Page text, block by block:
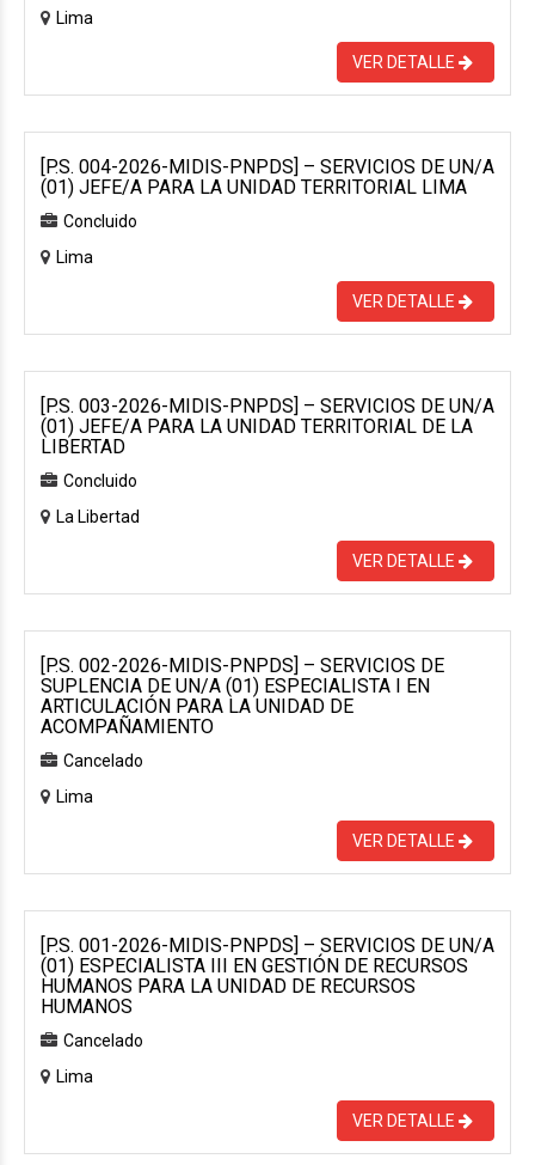
Lima
VER DETALLE
[P.S. 004-2026-MIDIS-PNPDS] – SERVICIOS DE UN/A
(01) JEFE/A PARA LA UNIDAD TERRITORIAL LIMA
Concluido
Lima
VER DETALLE
[P.S. 003-2026-MIDIS-PNPDS] – SERVICIOS DE UN/A
(01) JEFE/A PARA LA UNIDAD TERRITORIAL DE LA
LIBERTAD
Concluido
La Libertad
VER DETALLE
[P.S. 002-2026-MIDIS-PNPDS] – SERVICIOS DE
SUPLENCIA DE UN/A (01) ESPECIALISTA I EN
ARTICULACIÓN PARA LA UNIDAD DE
ACOMPAÑAMIENTO
Cancelado
Lima
VER DETALLE
[P.S. 001-2026-MIDIS-PNPDS] – SERVICIOS DE UN/A
(01) ESPECIALISTA III EN GESTIÓN DE RECURSOS
HUMANOS PARA LA UNIDAD DE RECURSOS
HUMANOS
Cancelado
Lima
VER DETALLE